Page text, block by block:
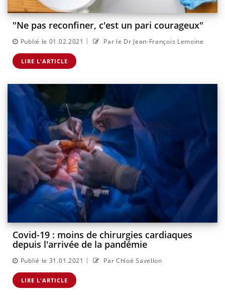
"Ne pas reconfiner, c'est un pari courageux"
Publié le 01.02.2021 | Par le Dr Jean-François Lemoine
LIRE L'ARTICLE
Covid-19 : moins de chirurgies cardiaques
depuis l'arrivée de la pandémie
Publié le 31.01.2021 | Par Chloé Savellon
LIRE L'ARTICLE